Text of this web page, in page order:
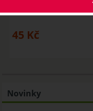
45 Kč
Novinky